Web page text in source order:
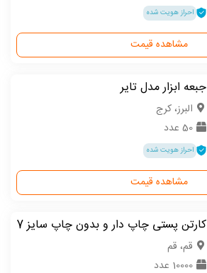
احراز هویت شده
مشاهده قیمت
جبعه ابزار مدل تایر
البرز، کرج
50 عدد
احراز هویت شده
مشاهده قیمت
کارتن پستی چاپ دار و بدون چاپ سایز 7
قم، قم
10000 عدد